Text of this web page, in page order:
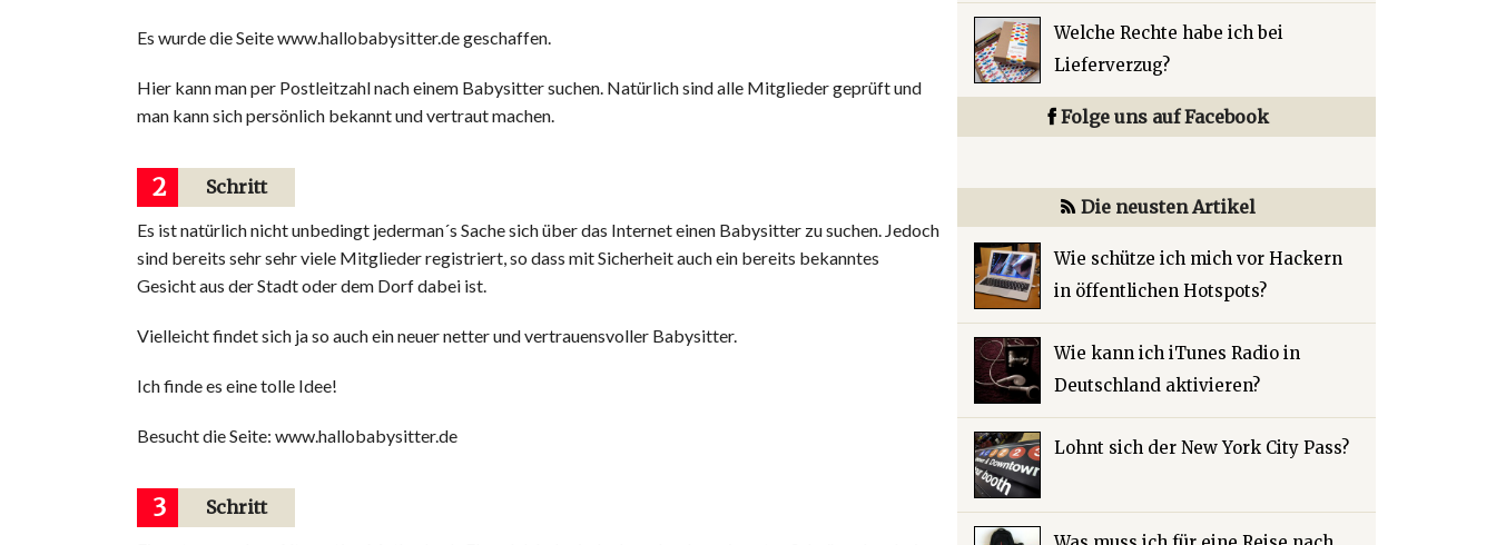
Es wurde die Seite www.hallobabysitter.de geschaffen.
Hier kann man per Postleitzahl nach einem Babysitter suchen. Natürlich sind alle Mitglieder geprüft und
man kann sich persönlich bekannt und vertraut machen.
2 Schritt
Es ist natürlich nicht unbedingt jederman´s Sache sich über das Internet einen Babysitter zu suchen. Jedoch
sind bereits sehr sehr viele Mitglieder registriert, so dass mit Sicherheit auch ein bereits bekanntes
Gesicht aus der Stadt oder dem Dorf dabei ist.
Vielleicht findet sich ja so auch ein neuer netter und vertrauensvoller Babysitter.
Ich finde es eine tolle Idee!
Besucht die Seite: www.hallobabysitter.de
3 Schritt
Welche Rechte habe ich bei
Lieferverzug?
Folge uns auf Facebook
Die neusten Artikel
Wie schütze ich mich vor Hackern
in öffentlichen Hotspots?
Wie kann ich iTunes Radio in
Deutschland aktivieren?
Lohnt sich der New York City Pass?